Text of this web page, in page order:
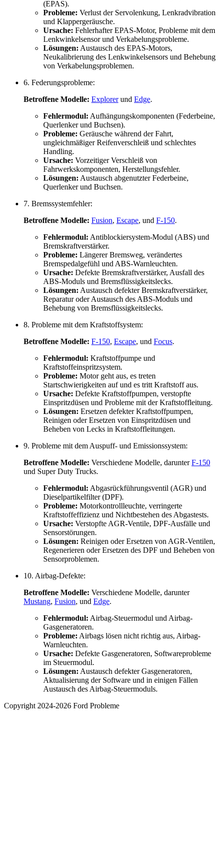
(EPAS).
Probleme: Verlust der Servolenkung, Lenkradvibration
und Klappergeräusche.
Ursache: Fehlerhafter EPAS-Motor, Probleme mit dem
Lenkwinkelsensor und Verkabelungsprobleme.
Lösungen: Austausch des EPAS-Motors,
Neukalibrierung des Lenkwinkelsensors und Behebung
von Verkabelungsproblemen.
6. Federungsprobleme:
Betroffene Modelle: Explorerund Edge.
Fehlermodul: Aufhängungskomponenten (Federbeine,
Querlenker und Buchsen).
Probleme: Geräusche während der Fahrt,
ungleichmäßiger Reifenverschleiß und schlechtes
Handling.
Ursache: Vorzeitiger Verschleiß von
Fahrwerkskomponenten, Herstellungsfehler.
Lösungen: Austausch abgenutzter Federbeine,
Querlenker und Buchsen.
7. Bremssystemfehler:
Betroffene Modelle: Fusion, Escape, und F-150.
Fehlermodul: Antiblockiersystem-Modul (ABS) und
Bremskraftverstärker.
Probleme: Längerer Bremsweg, verändertes
Bremspedalgefühl und ABS-Warnleuchten.
Ursache: Defekte Bremskraftverstärker, Ausfall des
ABS-Moduls und Bremsflüssigkeitslecks.
Lösungen: Austausch defekter Bremskraftverstärker,
Reparatur oder Austausch des ABS-Moduls und
Behebung von Bremsflüssigkeitslecks.
8. Probleme mit dem Kraftstoffsystem:
Betroffene Modelle: F-150, Escape, und Focus.
Fehlermodul: Kraftstoffpumpe und
Kraftstoffeinspritzsystem.
Probleme: Motor geht aus, es treten
Startschwierigkeiten auf und es tritt Kraftstoff aus.
Ursache: Defekte Kraftstoffpumpen, verstopfte
Einspritzdüsen und Probleme mit der Kraftstoffleitung.
Lösungen: Ersetzen defekter Kraftstoffpumpen,
Reinigen oder Ersetzen von Einspritzdüsen und
Beheben von Lecks in Kraftstoffleitungen.
9. Probleme mit dem Auspuff- und Emissionssystem:
Betroffene Modelle: Verschiedene Modelle, darunterF-150
und Super Duty Trucks.
Fehlermodul: Abgasrückführungsventil (AGR) und
Dieselpartikelfilter (DPF).
Probleme: Motorkontrollleuchte, verringerte
Kraftstoffeffizienz und Nichtbestehen des Abgastests.
Ursache: Verstopfte AGR-Ventile, DPF-Ausfälle und
Sensorstörungen.
Lösungen: Reinigen oder Ersetzen von AGR-Ventilen,
Regenerieren oder Ersetzen des DPF und Beheben von
Sensorproblemen.
10. Airbag-Defekte:
Betroffene Modelle: Verschiedene Modelle, darunter
Mustang, Fusion, und Edge.
Fehlermodul: Airbag-Steuermodul und Airbag-
Gasgeneratoren.
Probleme: Airbags lösen nicht richtig aus, Airbag-
Warnleuchten.
Ursache: Defekte Gasgeneratoren, Softwareprobleme
im Steuermodul.
Lösungen: Austausch defekter Gasgeneratoren,
Aktualisierung der Software und in einigen Fällen
Austausch des Airbag-Steuermoduls.
Copyright 2024-2026 Ford Probleme